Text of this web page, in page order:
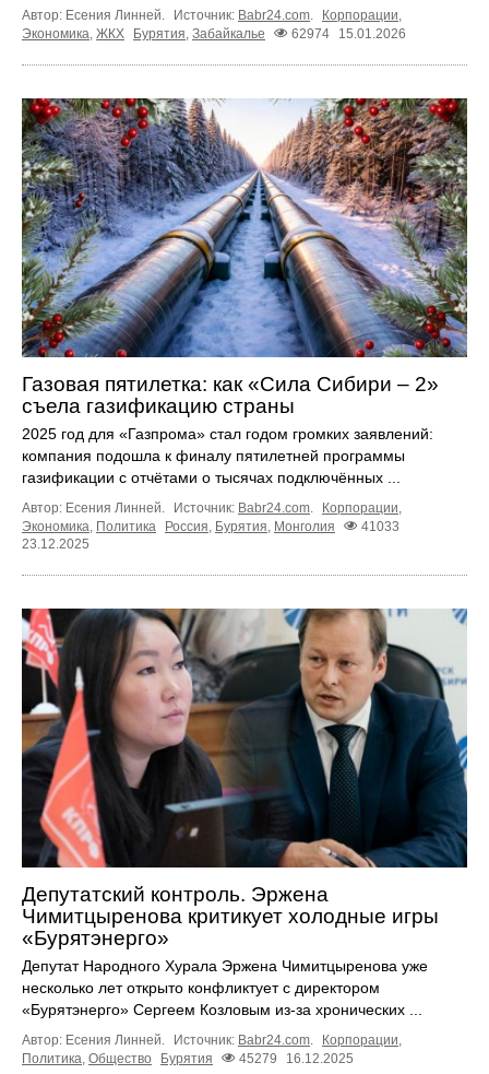
Автор: Есения Линней. Источник: Babr24.com. Корпорации,
Экономика, ЖКХ Бурятия, Забайкалье 62974 15.01.2026
Газовая пятилетка: как «Сила Сибири – 2»
съела газификацию страны
2025 год для «Газпрома» стал годом громких заявлений:
компания подошла к финалу пятилетней программы
газификации с отчётами о тысячах подключённых ...
Автор: Есения Линней. Источник: Babr24.com. Корпорации,
Экономика, Политика Россия, Бурятия, Монголия
41033
23.12.2025
Депутатский контроль. Эржена
Чимитцыренова критикует холодные игры
«Бурятэнерго»
Депутат Народного Хурала Эржена Чимитцыренова уже
несколько лет открыто конфликтует с директором
«Бурятэнерго» Сергеем Козловым из-за хронических ...
Автор: Есения Линней. Источник: Babr24.com Корпорации
Политика, Общество Бурятия 45279 16.12.2025